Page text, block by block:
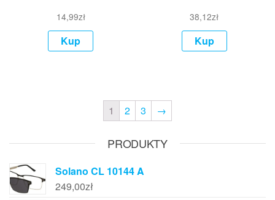
14,99zł
Kup
38,12zł
Kup
1 2 3 →
PRODUKTY
Solano CL 10144 A
249,00zł